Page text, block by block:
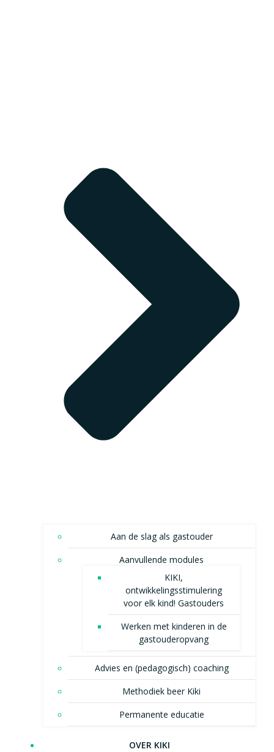
Aan de slag als gastouder
Aanvullende modules
KIKI,
ontwikkelingsstimulering
voor elk kind! Gastouders
Werken met kinderen in de
gastouderopvang
Advies en (pedagogisch) coaching
Methodiek beer Kiki
Permanente educatie
OVER KIKI